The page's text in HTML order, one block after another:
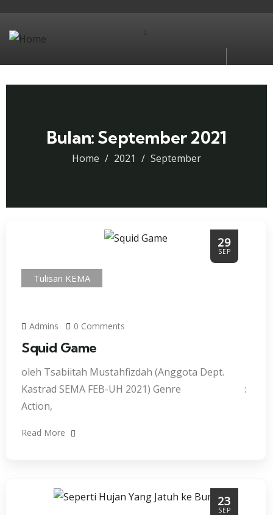
Bulan: September 2021
Home 2021 September
29
SEP
Tulisan KEMA
Admins 0 Comments
Squid Game
oleh Tsabiitah Mustahfizdah (Anggota Dept.
Kastrad SEMA FEB-UH 2021) Genre :
Action,
Read More
23
SEP